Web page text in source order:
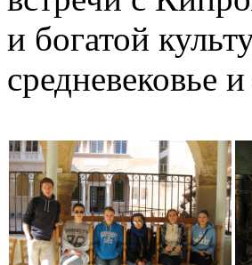
и богатой
средневековье